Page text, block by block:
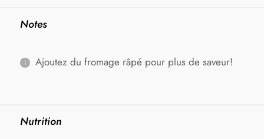
Notes
Ajoutez du fromage râpé pour plus de saveur!
Nutrition